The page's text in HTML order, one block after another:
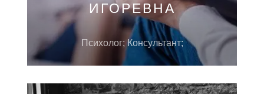
ИГОРЕВНА
Психолог; Консультант;